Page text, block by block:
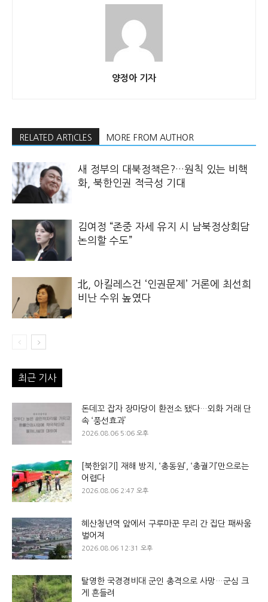
양정아 기자
RELATED ARTICLES MORE FROM AUTHOR
새 정부의 대북정책은?…원칙 있는 비핵
화, 북한인권 적극성 기대
김여정 “존중 자세 유지 시 남북정상회담
논의할 수도”
北, 아킬레스건 ‘인권문제’ 거론에 최선희
비난 수위 높였다
최근 기사
돈데꼬 잡자 장마당이 환전소 됐다…외화 거래 단
속 ‘풍선효과’
2026.08.06 5:06 오후
[북한읽기] 재해 방지, ‘총동원’, ‘총궐기’만으로는
어렵다
2026.08.06 2:47 오후
혜산청년역 앞에서 구루마꾼 무리 간 집단 패싸움
벌어져
2026.08.06 12:31 오후
탈영한 국경경비대 군인 총격으로 사망…군심 크
게 흔들려